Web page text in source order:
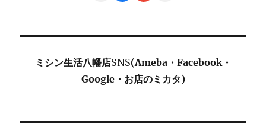
ミシン生活八幡店SNS(Ameba・Facebook・
Google・お店のミカタ)